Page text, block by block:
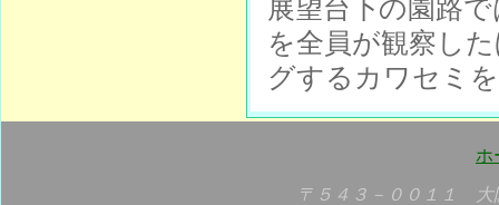
展望台下の園路
を全員が観察し
グするカワセミ
ホ
〒５４３－００１１ 大